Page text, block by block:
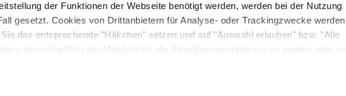
der Funktionen der Webseite benötigt werden, werden bei der Nutzung
gesetzt. Cookies von Drittanbietern für Analyse- oder Trackingzwecke werden
das entsprechende "Häkchen" setzen und auf "Auswahl erlauben" bzw. "Alle
(einschließlich der Möglichkeit, die Einwilligungserklärung zu ändern oder zu
Mehrwertsteuer zzgl.